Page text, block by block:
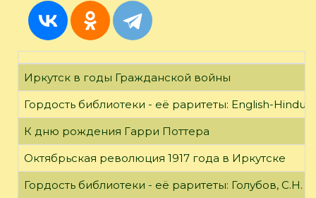
Иркутск в годы Гражданской войны
Гордость библиотеки - её раритеты: English-
К дню рождения Гарри Поттера
Октябрьская революция 1917 года в Иркутске
Гордость библиотеки - её раритеты: Голубов, С.Н.